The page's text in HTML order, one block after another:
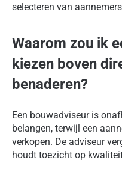
selecteren van
Waarom zou ik
kiezen boven
benaderen?
Een bouwadviseur is
belangen, terwijl een
verkopen. De adviseur
houdt toezicht op